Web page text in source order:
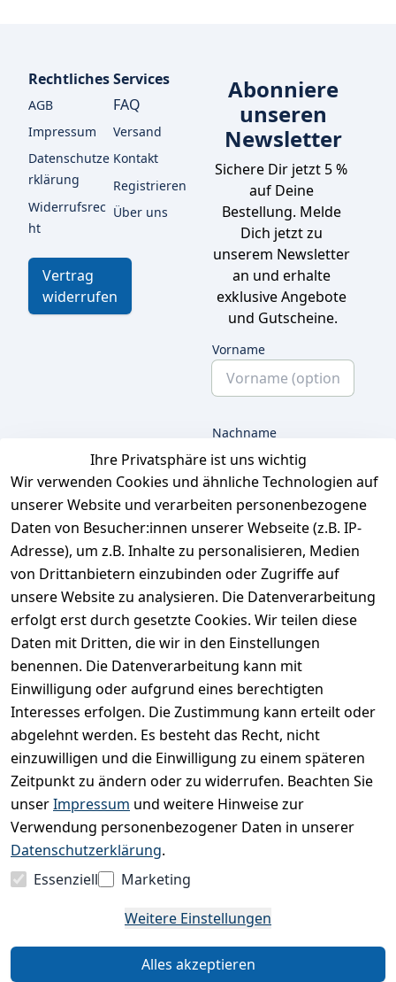
Ihre Privatsphäre ist uns wichtig
Wir verwenden Cookies und ähnliche Technologien auf
unserer Website und verarbeiten personenbezogene
Daten von Besucher:innen unserer Webseite (z.B. IP-
Adresse), um z.B. Inhalte zu personalisieren, Medien
von Drittanbietern einzubinden oder Zugriffe auf
unsere Website zu analysieren. Die Datenverarbeitung
erfolgt erst durch gesetzte Cookies. Wir teilen diese
Daten mit Dritten, die wir in den Einstellungen
benennen. Die Datenverarbeitung kann mit
Einwilligung oder aufgrund eines berechtigten
Interesses erfolgen. Die Zustimmung kann erteilt oder
abgelehnt werden. Es besteht das Recht, nicht
einzuwilligen und die Einwilligung zu einem späteren
Zeitpunkt zu ändern oder zu widerrufen. Beachten Sie
unserImpressum und weitere Hinweise zur
Verwendung personenbezogener Daten in unserer
Datenschutzerklärung.
Essenziell
Marketing
Weitere Einstellungen
Alles akzeptieren
Rechtliches
AGB
Impressum
Datenschutze
rklärung
Widerrufsrec
ht
Vertrag
widerrufen
Services
FAQ
Versand
Kontakt
Registrieren
Über uns
Abonniere
unseren
Newsletter
Sichere Dir jetzt 5 %
auf Deine
Bestellung. Melde
Dich jetzt zu
unserem Newsletter
an und erhalte
exklusive Angebote
und Gutscheine.
Vorname
Nachname
E-Mail
Ich bestätige hiermit,
dass ich die
Datenschutzerklärung
gelesen habe. Ich
kann meine
Einwilligung jederzeit
widerrufen.**
Newsletter
abonnieren
** markierte Felder sind